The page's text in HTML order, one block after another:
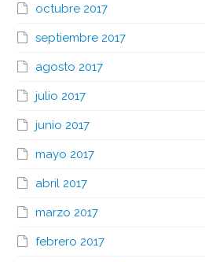
octubre 2017
septiembre 2017
agosto 2017
julio 2017
junio 2017
mayo 2017
abril 2017
marzo 2017
febrero 2017